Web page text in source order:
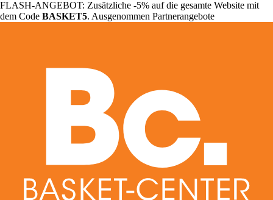
FLASH-ANGEBOT: Zusätzliche -5% auf die gesamte Website mit
dem Code BASKET5. Ausgenommen Partnerangebote